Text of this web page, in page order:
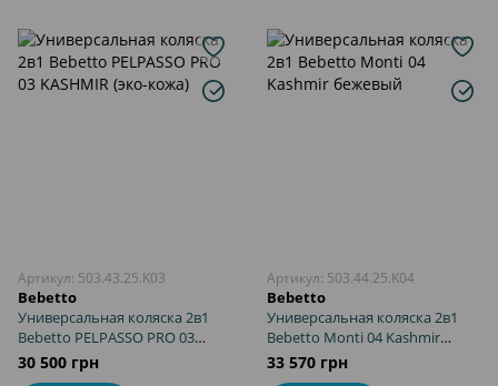
Артикул: 503.43.25.K03
Bebetto
Универсальная коляска 2в1
Bebetto PELPASSO PRO 03
KASHMIR (эко-кожа)
30 500 грн
Артикул: 503.44.25.K04
Bebetto
Универсальная коляска 2в1
Bebetto Monti 04 Kashmir
бежевый
33 570 грн